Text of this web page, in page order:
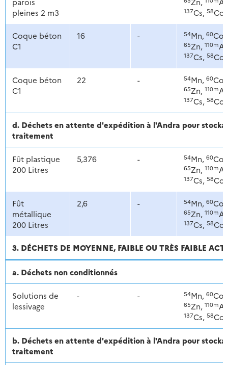
pleines 2 m3
137Cs, 58Co
Coque béton
C1
16 - 54Mn, 60Co,
65Zn, 110m
137Cs, 58Co
Coque béton
C1
22 - 54Mn, 60Co,
65Zn, 110m
137Cs, 58Co
d. Déchets en attente d'expédition à l'Andra pour
traitement
Fût plastique
200 Litres
5,376 - 54Mn, 60Co,
65Zn, 110m
137Cs, 58Co
Fût
métallique
200 Litres
2,6 - 54Mn, 60Co,
65Zn, 110m
137Cs, 58Co
3. DÉCHETS DE MOYENNE, FAIBLE OU TRÈS FAIBLE
a. Déchets non conditionnés
Solutions de
lessivage
- - 54Mn, 60Co,
65Zn, 110m
137Cs, 58Co
b. Déchets en attente d'expédition à l'Andra pour
traitement